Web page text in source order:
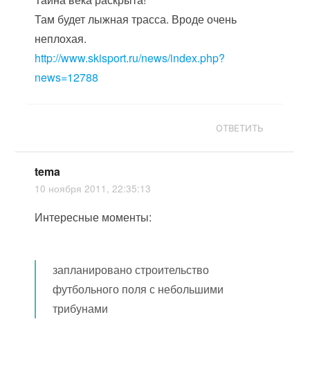
Там будет лыжная трасса. Вроде очень
неплохая.
http://www.skisport.ru/news/index.php?
news=12788
ОТВЕТИТЬ
tema
10 ноября 2011, 22:35:13
Интересные моменты:
запланировано строительство
футбольного поля с небольшими
трибунами